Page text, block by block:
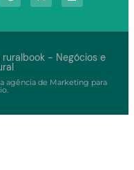
- Negócios e
agência de Marketing para